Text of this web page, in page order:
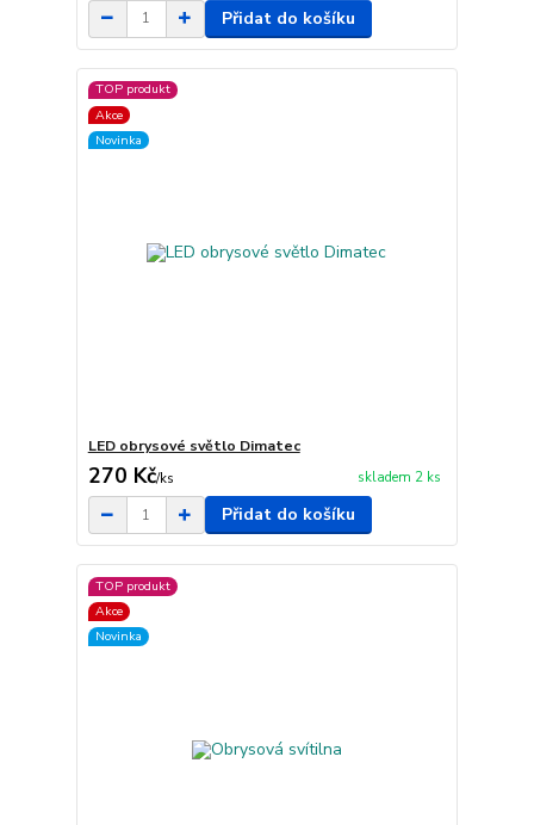
Přidat do košíku
TOP produkt
Akce
Novinka
LED obrysové světlo Dimatec
270 Kč/ks skladem 2 ks
Přidat do košíku
TOP produkt
Akce
Novinka